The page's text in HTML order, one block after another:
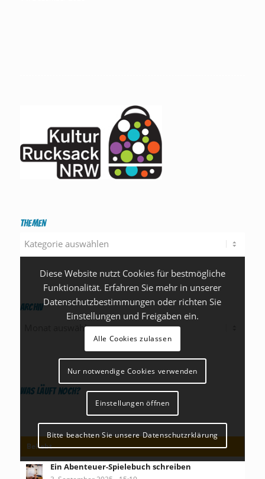
Themen
Themen
Archiv
Was läuft noch?
Beliebt
Ein Abenteuer-Spielebuch schreiben
Diese Website nutzt Cookies für bestmögliche
Funktionalität. Erfahren Sie mehr in unserer
Datenschutzbestimmungen oder richten Sie
Einstellungen und Freigaben ein.
Alle Cookies zulassen
Nur notwendige Cookies verwenden
Einstellungen öffnen
Bitte beachten Sie unsere Datenschutzrklärung